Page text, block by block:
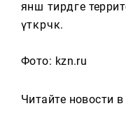
янәшә тирәдәге
үткәрәчәк.
Фото: kzn.ru
Читайте новости